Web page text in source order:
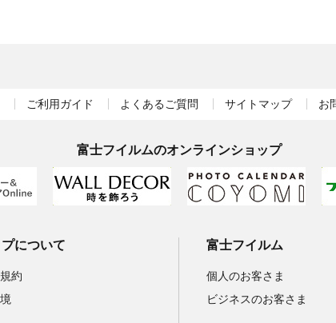
ご利用ガイド よくあるご質問 サイトマップ お
富士フイルムのオンラインショップ
について
約
富士フイルム
個人のお客さま
ビジネスのお客さま